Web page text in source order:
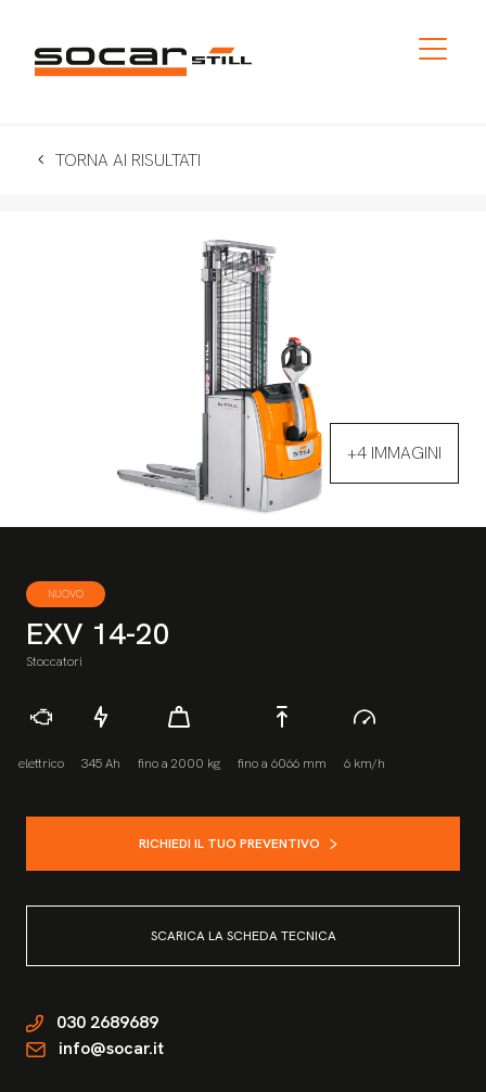
TORNA AI RISULTATI
+4 IMMAGINI
NUOVO
EXV 14-20
Stoccatori
elettrico 345 Ah fino a 2000 kg fino a 6066 mm 6 km/h
RICHIEDI IL TUO PREVENTIVO
SCARICA LA SCHEDA TECNICA
030 2689689
info@socar.it